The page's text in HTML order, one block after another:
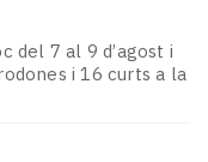
del 7 al 9 d’agost i
i 16 curts a la